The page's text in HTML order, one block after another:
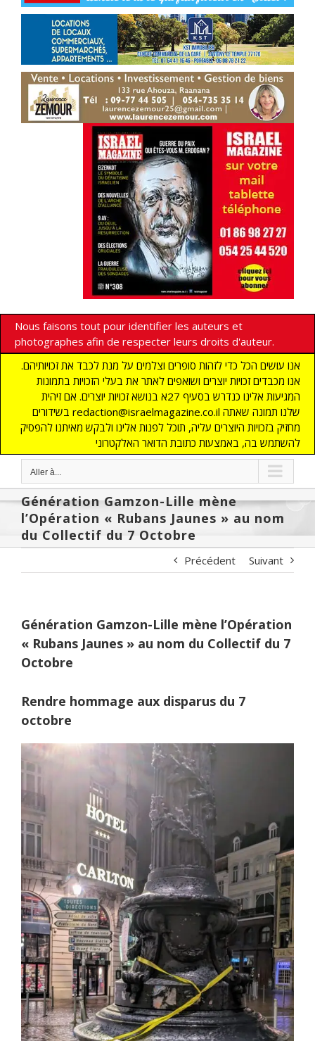
Nous faisons tout pour identifier les auteurs et
photographes afin de respecter leurs droits d'auteur.
אנו עושים הכל כדי לזהות סופרים וצלמים על מנת לכבד את זכויותיהם.
אנו מכבדים זכויות יוצרים ושואפים לאתר את בעלי הזכויות בתמונות
המגיעות אלינו כנדרש בסעיף 27א בנושא זכויות יוצרים. אם זיהית
בשידורים redaction@israelmagazine.co.il שלנו תמונה שאתה
מחזיק בזכויות היוצרים עליה, תוכל לפנות אלינו ולבקש מאיתנו להפסיק
להשתמש בה, באמצעות כתובת הדואר האלקטרוני
Aller à...
Génération Gamzon-Lille mène
l’Opération « Rubans Jaunes » au nom
du Collectif du 7 Octobre
Précédent Suivant
Génération Gamzon-Lille mène l’Opération
« Rubans Jaunes » au nom du Collectif du 7
Octobre
Rendre hommage aux disparus du 7
octobre